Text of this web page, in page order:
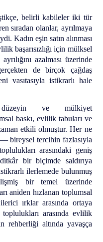
belirli kabileler iki tür
sıradan olanlar, ayrılmaya
Kadın eşin satın alınması
başarısızlığı için mülksel
azalması üzerinde
de birçok çağdaş
vasıtasıyla istikrarlı hale
düzeyin ve mülkiyet
baskı, evlilik tabuları ve
etkili olmuştur. Her ne
bireysel tercihin fazlasıyla
arasındaki geniş
bir biçimde saldırıya
ilerlemede bulunmuş
bir temel üzerinde
aniden hızlanan toplumsal
ırklar arasında ortaya
arasında evlilik
rehberliği altında yavaşça